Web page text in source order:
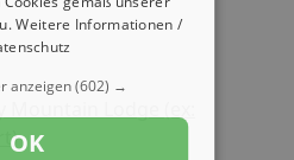
Lodge (ex:
Weitere Informationen /
anzeigen(602) →
OK